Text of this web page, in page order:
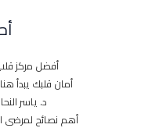
أفضل مركز
أمان قلبك يبدأ
د. ياسر
أهم نصائح لمرضى